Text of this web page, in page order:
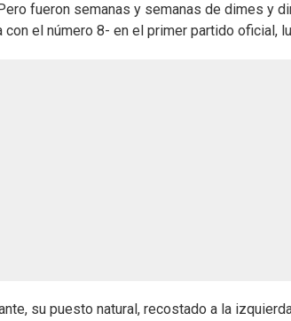
fueron semanas y semanas de dimes y
el número 8- en el primer partido oficial,
su puesto natural, recostado a la